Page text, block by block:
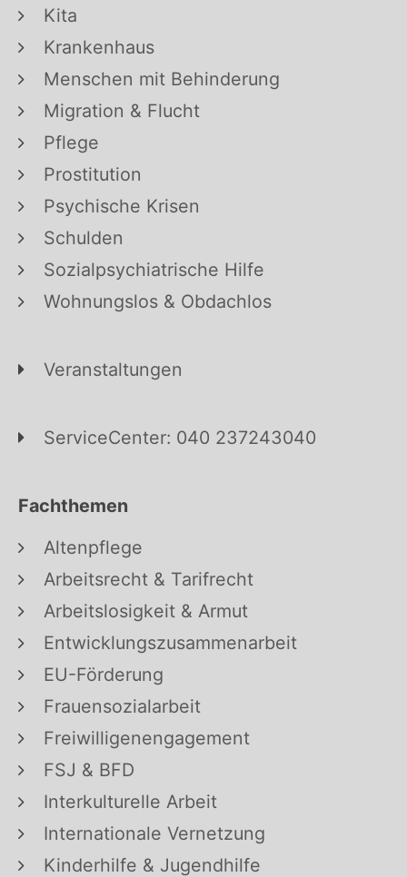
Kita
Krankenhaus
Menschen mit Behinderung
Migration & Flucht
Pflege
Prostitution
Psychische Krisen
Schulden
Sozialpsychiatrische Hilfe
Wohnungslos & Obdachlos
Veranstaltungen
ServiceCenter: 040 237243040
Fachthemen
Altenpflege
Arbeitsrecht & Tarifrecht
Arbeitslosigkeit & Armut
Entwicklungszusammenarbeit
EU-Förderung
Frauensozialarbeit
Freiwilligenengagement
FSJ & BFD
Interkulturelle Arbeit
Internationale Vernetzung
Kinderhilfe & Jugendhilfe